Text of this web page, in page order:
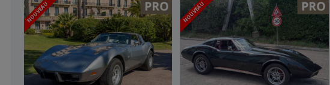
NOUVEAU NOUVEAU